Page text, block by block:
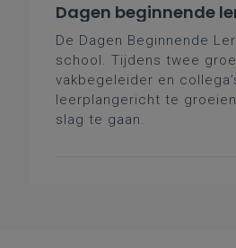
Dagen beginnende
De Dagen Beginnende
school. Tijdens twee
vakbegeleider en
leerplangericht te
slag te gaan.